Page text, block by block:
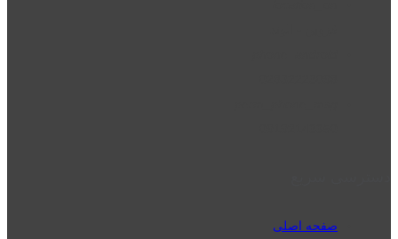
صفحه اصلی